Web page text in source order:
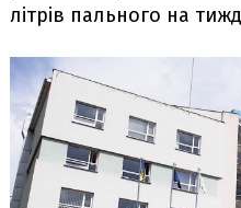
літрів пального на